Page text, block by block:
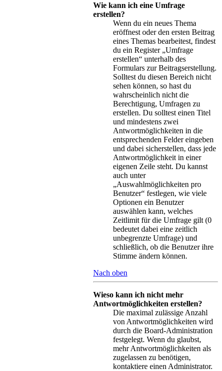
Wie kann ich eine Umfrage
erstellen?
Wenn du ein neues Thema
eröffnest oder den ersten Beitrag
eines Themas bearbeitest, findest
du ein Register „Umfrage
erstellen“ unterhalb des
Formulars zur Beitragserstellung.
Solltest du diesen Bereich nicht
sehen können, so hast du
wahrscheinlich nicht die
Berechtigung, Umfragen zu
erstellen. Du solltest einen Titel
und mindestens zwei
Antwortmöglichkeiten in die
entsprechenden Felder eingeben
und dabei sicherstellen, dass jede
Antwortmöglichkeit in einer
eigenen Zeile steht. Du kannst
auch unter
„Auswahlmöglichkeiten pro
Benutzer“ festlegen, wie viele
Optionen ein Benutzer
auswählen kann, welches
Zeitlimit für die Umfrage gilt (0
bedeutet dabei eine zeitlich
unbegrenzte Umfrage) und
schließlich, ob die Benutzer ihre
Stimme ändern können.
Nach oben
Wieso kann ich nicht mehr
Antwortmöglichkeiten erstellen?
Die maximal zulässige Anzahl
von Antwortmöglichkeiten wird
durch die Board-Administration
festgelegt. Wenn du glaubst,
mehr Antwortmöglichkeiten als
zugelassen zu benötigen,
kontaktiere einen Administrator.